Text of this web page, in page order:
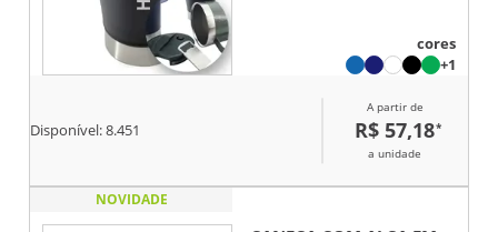
cores
+1
Disponível:8.451
A partir de
R$ 57,18*
a unidade
NOVIDADE